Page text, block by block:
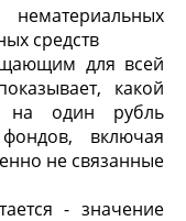
средств
для всей
какой
на один рубль
включая
не связанные
- значение